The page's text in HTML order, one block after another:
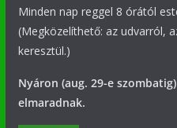
Minden nap reggel 8 órától
(Megközelíthető: az udvarról,
keresztül.)
Nyáron (aug. 29-e
elmaradnak.